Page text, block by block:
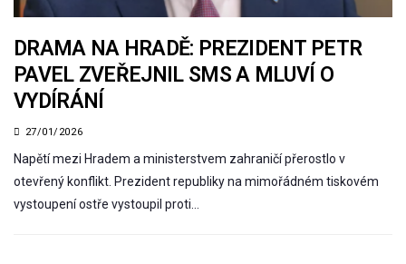
DRAMA NA HRADĚ: PREZIDENT PETR
PAVEL ZVEŘEJNIL SMS A MLUVÍ O
VYDÍRÁNÍ
27/01/2026
Napětí mezi Hradem a ministerstvem zahraničí přerostlo v
otevřený konflikt. Prezident republiky na mimořádném tiskovém
vystoupení ostře vystoupil proti…